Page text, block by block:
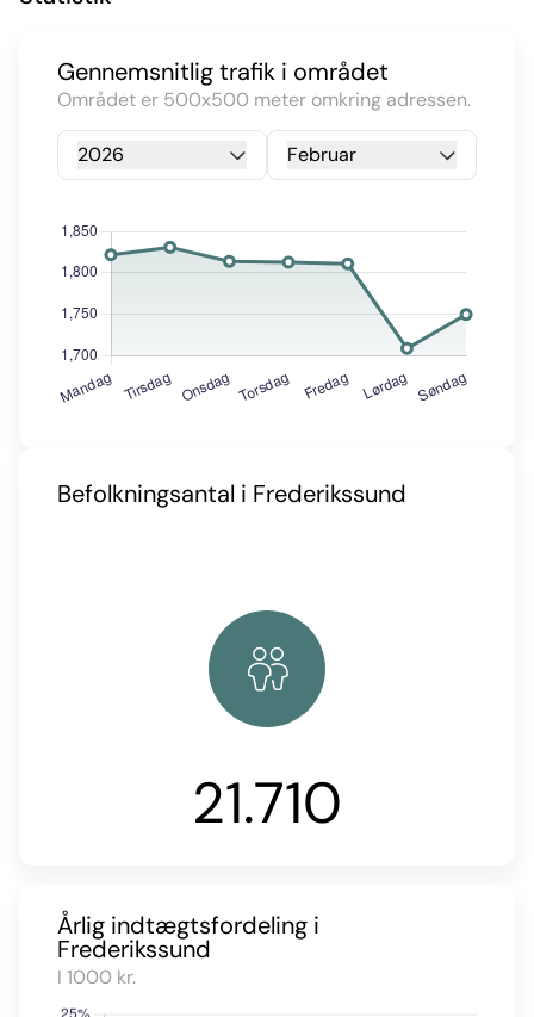
Gennemsnitlig trafik i området
Området er 500x500 meter omkring adressen.
2026 Februar
Befolkningsantal i Frederikssund
21.710
Årlig indtægtsfordeling i
Frederikssund
I 1000 kr.